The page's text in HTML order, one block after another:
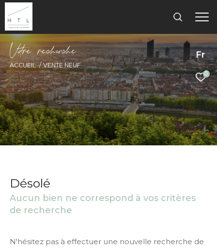
Fr
0
Vore recece
ACCUEIL VENTE NEUF
Désolé
Aucun bien ne correspond à vos critères
de recherche
N'hésitez pas à effectuer une nouvelle recherche de